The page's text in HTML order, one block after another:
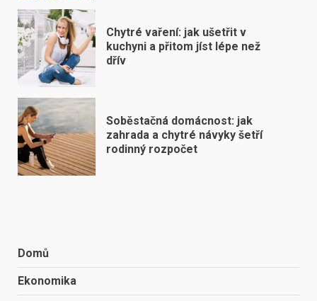
Chytré vaření: jak ušetřit v
kuchyni a přitom jíst lépe než
dřív
Soběstačná domácnost: jak
zahrada a chytré návyky šetří
rodinný rozpočet
Domů
Ekonomika